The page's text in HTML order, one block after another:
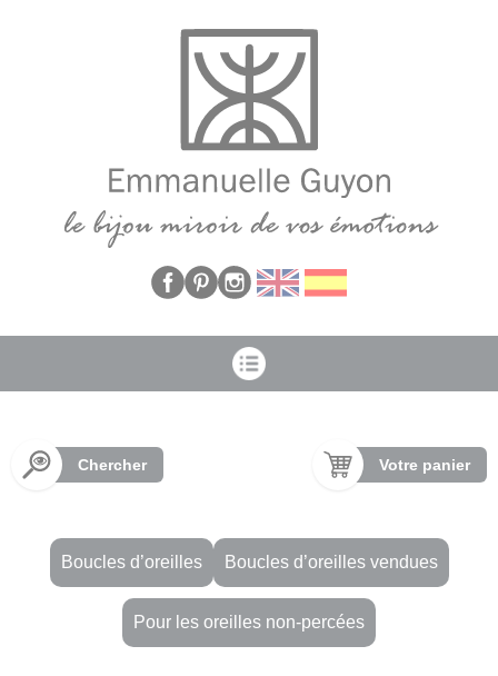
Chercher Votre panier
Boucles d’oreilles Boucles d’oreilles vendues
Pour les oreilles non-percées